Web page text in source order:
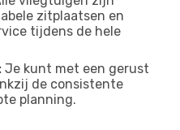
zitplaatsen en
tijdens de hele
Je kunt met een gerust
de consistente
planning.